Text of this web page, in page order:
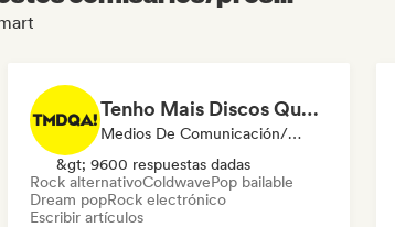
Tenho Mais Discos Que Amigos!
Medios De Comunicación/Periodista
&gt; 9600 respuestas dadas
Rock alternativoColdwavePop bailable
Dream popRock electrónico
Escribir artículos